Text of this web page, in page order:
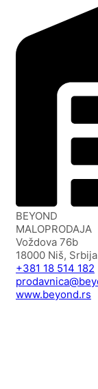
BEYOND
MALOPRODAJA
Voždova 76b
18000 Niš, Srbija
+381 18 514 182
www.beyond.rs